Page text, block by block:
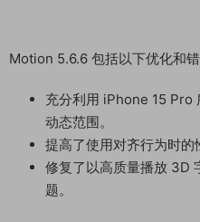
Motion 5.6.6 包括以下优化和错
充分利用 iPhone 15 Pro
动态范围。
提高了使用对齐行为时的
修复了以高质量播放 3D
题。